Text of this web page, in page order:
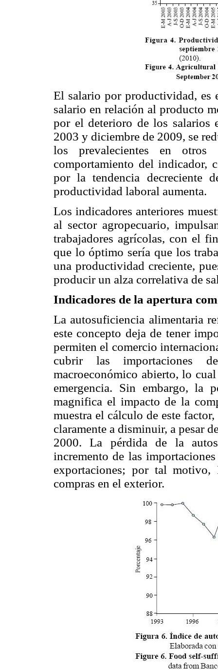
El salario por productividad, es
salario en relación al producto
por el deterioro de los salarios
2003 y diciembre de 2009, se
los prevalecientes en
comportamiento del indicador,
por la tendencia decreciente
productividad laboral aumenta.
Los indicadores anteriores
al sector agropecuario,
trabajadores agrícolas, con el
que lo óptimo sería que los
una productividad creciente,
producir un alza correlativa de
Indicadores de la apertura
La autosuficiencia alimentaria
este concepto deja de tener
permiten el comercio
cubrir las importaciones
macroeconómico abierto, lo
emergencia. Sin embargo, la
magnifica el impacto de la
muestra el cálculo de este
claramente a disminuir, a pesar
2000. La pérdida de la
incremento de las
exportaciones; por tal
compras en el exterior.